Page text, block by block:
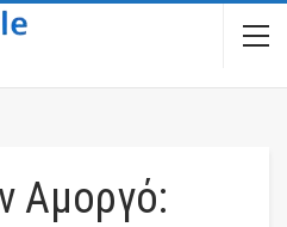
Αμοργό: